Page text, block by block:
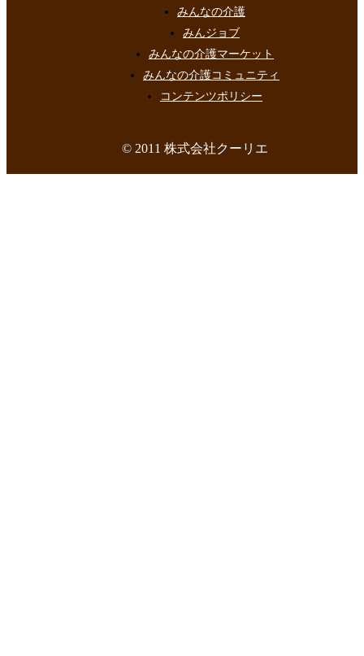
みんなの介護
みんジョブ
みんなの介護マーケット
みんなの介護コミュニティ
コンテンツポリシー
© 2011 株式会社クーリエ